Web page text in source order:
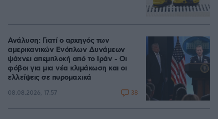
Ανάλυση: Γιατί ο αρχηγός των
αμερικανικών Ενόπλων Δυνάμεων
ψάχνει απεμπλοκή από το Ιράν - Οι
φόβοι για μια νέα κλιμάκωση και οι
ελλείψεις σε πυρομαχικά
08.08.2026, 17:57 38